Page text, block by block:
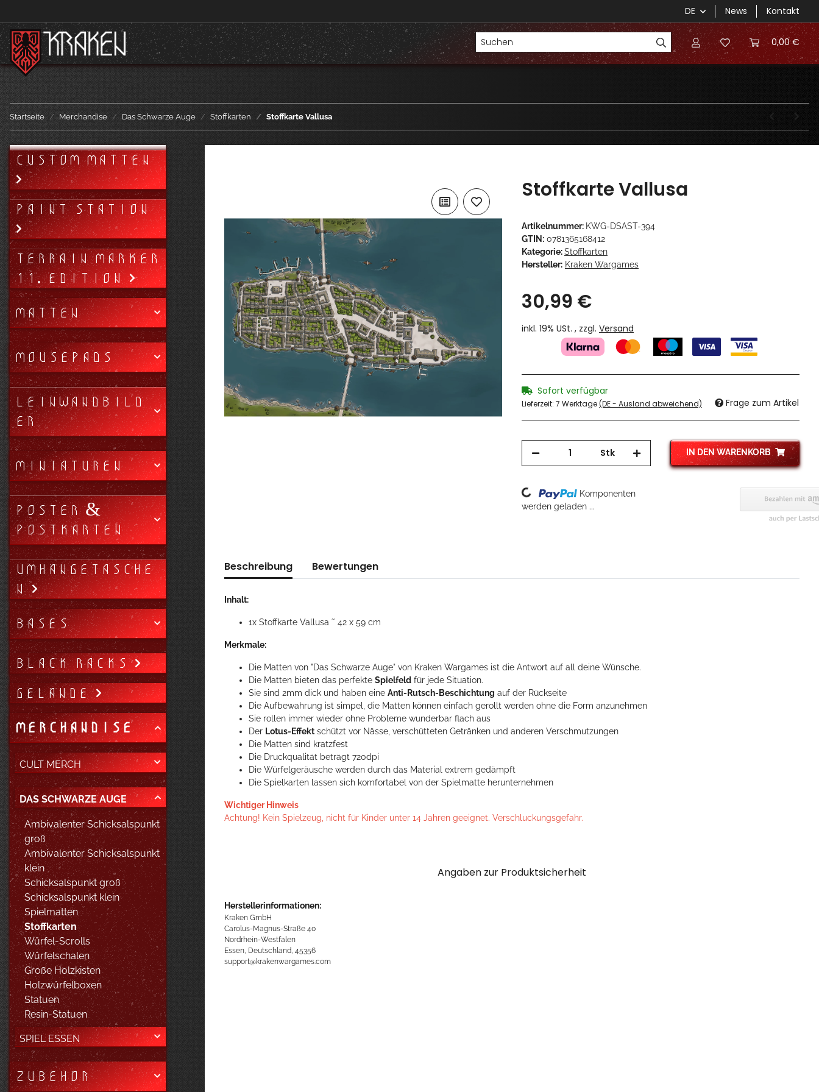
DE News Kontakt
0,00 €
Startseite Merchandise Das Schwarze Auge Stoffkarten Stoffkarte Vallusa
Stoffkarte Vallusa
Artikelnummer: KWG-DSAST-394
GTIN: 0781365168412
Kategorie:Stoffkarten
Hersteller: Kraken Wargames
30,99 €
inkl. 19% USt. , zzgl. Versand
Sofort verfügbar
Lieferzeit: 7 Werktage(DE - Ausland abweichend) Frage zum Artikel
Stk IN DEN WARENKORB
Loading...
Komponenten
werden geladen ...
Beschreibung Bewertungen
Inhalt:
1x Stoffkarte Vallusa ˜ 42 x 59 cm
Merkmale:
Die Matten von "Das Schwarze Auge" von Kraken Wargames ist die Antwort auf all deine Wünsche.
Die Matten bieten das perfekte Spielfeld für jede Situation.
Sie sind 2mm dick und haben eine Anti-Rutsch-Beschichtung auf der Rückseite
Die Aufbewahrung ist simpel, die Matten können einfach gerollt werden ohne die Form anzunehmen
Sie rollen immer wieder ohne Probleme wunderbar flach aus
Der Lotus-Effekt schützt vor Nässe, verschütteten Getränken und anderen Verschmutzungen
Die Matten sind kratzfest
Die Druckqualität beträgt 720dpi
Die Würfelgeräusche werden durch das Material extrem gedämpft
Die Spielkarten lassen sich komfortabel von der Spielmatte herunternehmen
Wichtiger Hinweis
Achtung! Kein Spielzeug, nicht für Kinder unter 14 Jahren geeignet. Verschluckungsgefahr.
Angaben zur Produktsicherheit
Herstellerinformationen:
Kraken GmbH
Carolus-Magnus-Straße 40
Nordrhein-Westfalen
Essen, Deutschland, 45356
support@krakenwargames.com
CUSTOM MATTEN
PAINT STATION
TERRAIN MARKER
11. EDITION
MATTEN
MOUSEPADS
LEINWANDBILD
ER
MINIATUREN
POSTER &
POSTKARTEN
UMHÄNGETASCHE
N
BASES
BLACK RACKS
GELÄNDE
MERCHANDISE
CULT MERCH
DAS SCHWARZE AUGE
Ambivalenter Schicksalspunkt
groß
Ambivalenter Schicksalspunkt
klein
Schicksalspunkt groß
Schicksalspunkt klein
Spielmatten
Stoffkarten
Würfel-Scrolls
Würfelschalen
Große Holzkisten
Holzwürfelboxen
Statuen
Resin-Statuen
SPIEL ESSEN
ZUBEHÖR